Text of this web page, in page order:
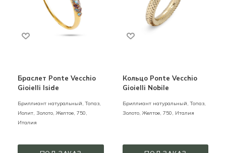
Браслет Ponte Vecchio
Gioielli Iside
Бриллиант натуральный, Топаз,
Иолит, Золото,Желтое, 750,
Италия
Кольцо Ponte Vecchio
Gioielli Nobile
Бриллиант натуральный, Топаз,
Золото,Желтое, 750, Италия